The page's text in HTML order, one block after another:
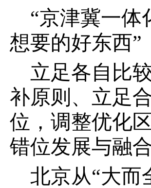
“京津冀一
想要的好东西”
立足各自比
补原则、立足
位，调整优化
错位发展与融合
北京从“大而